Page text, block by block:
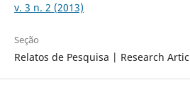
v. 3 n. 2 (2013)
Seção
Relatos de Pesquisa | Research